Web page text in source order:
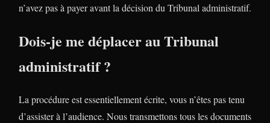
n’avez pas à payer avant la décision du Tribunal administratif.
Dois-je me déplacer au Tribunal
administratif ?
La procédure est essentiellement écrite, vous n’êtes pas tenu
d’assister à l’audience. Nous transmettons tous les documents